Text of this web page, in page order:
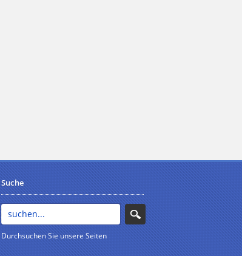
Suche
Durchsuchen Sie unsere Seiten